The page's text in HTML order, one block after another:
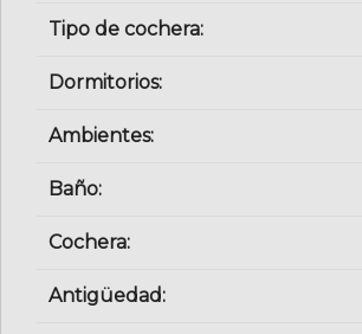
Tipo de cochera:
Dormitorios:
Ambientes:
Baño:
Cochera:
Antigüedad: